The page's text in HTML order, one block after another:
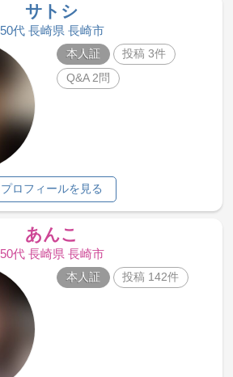
サトシ
50代 長崎県 長崎市
本人証
投稿 3件
Q&A 2問
プロフィールを見る
あんこ
50代 長崎県 長崎市
本人証 投稿 142件